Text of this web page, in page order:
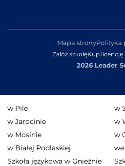
2026 Leader
Załóż szkołęKup licencję
Mapa stronyPolityka
w Pile
w
w Jarocinie
w
w Mosinie
w
w Białej Podlaskiej
Szkoła językowa w Gnieźnie